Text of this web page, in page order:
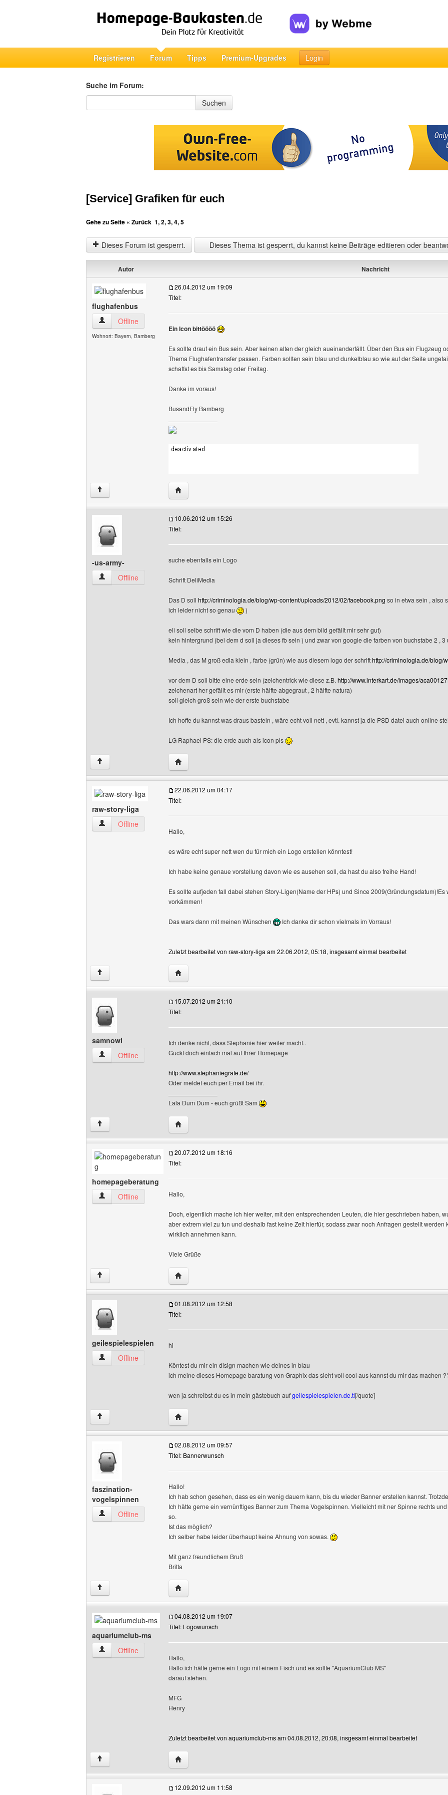
Registrieren Forum Tipps Premium-Upgrades Login
Suche im Forum:
Suche im Forum
Suchen
[Service] Grafiken für euch
Gehe zu Seite « Zurück 1,2,3,4,5
Dieses Forum ist gesperrt. Dieses Thema ist gesperrt, du kannst keine Beiträge editieren oder
Autor Nachricht
flughafenbus
flughafenbus Benutzer-Profile anzeigen
Offline
Wohnort: Bayern, Bamberg
26.04.2012 um 19:09
Titel:
Ein Icon bittöööö
Es sollte drauf ein Bus sein. Aber keinen alten der gleich aueinanderfällt. Über den Bus ein Flugzeug
Thema Flughafentransfer passen. Farben sollten sein blau und dunkelblau so wie auf der Seite
schaffst es bis Samstag oder Freitag.
Danke im voraus!
BusandFly Bamberg
↑ Website dieses Benutzers besuchen: flughafenbus
-us-army-
-us-army- Benutzer-Profile anzeigen
Offline
10.06.2012 um 15:26
Titel:
suche ebenfalls ein Logo
Schrift DeliMedia
Das D soll http://criminologia.de/blog/wp-content/uploads/2012/02/facebook.png so in etwa sein , also
ich leider nicht so genau
)
eli soll selbe schrift wie die vom D haben (die aus dem bild gefällt mir sehr gut)
kein hintergrund (bei dem d soll ja dieses fb sein ) und zwar von google die farben von buchstabe 2 , 3
Media , das M groß edia klein , farbe (grün) wie aus diesem logo der schrifthttp://criminologia.de/blog/
vor dem D soll bitte eine erde sein (zeichentrick wie diese z.B. http://www.interkart.de/images/
zeichenart her gefällt es mir (erste hälfte abgegraut , 2 hälfte natura)
soll gleich groß sein wie der erste buchstabe
Ich hoffe du kannst was draus basteln , wäre echt voll nett , evtl. kannst ja die PSD datei auch online
LG Raphael PS: die erde auch als icon pls
↑ Website dieses Benutzers besuchen: -us-army-
raw-story-liga
raw-story-liga Benutzer-Profile anzeigen
Offline
22.06.2012 um 04:17
Titel:
Hallo,
es wäre echt super nett wen du für mich ein Logo erstellen könntest!
Ich habe keine genaue vorstellung davon wie es ausehen soll, da hast du also freihe Hand!
Es sollte aufjeden fall dabei stehen Story-Ligen(Name der HPs) und Since
vorkämmen!
Das wars dann mit meinen Wünschen Ich danke dir schon vielmals im Vorraus!
Zuletzt bearbeitet von raw-story-liga am 22.06.2012, 05:18, insgesamt einmal bearbeitet
↑ Website dieses Benutzers besuchen: raw-story-liga
samnowi
samnowi Benutzer-Profile anzeigen
Offline
15.07.2012 um 21:10
Titel:
Ich denke nicht, dass Stephanie hier weiter macht..
Guckt doch einfach mal auf Ihrer Homepage
http://www.stephaniegrafe.de/
Oder meldet euch per Email bei ihr.
Lala Dum Dum - euch grüßt Sam
↑ Website dieses Benutzers besuchen: samnowi
homepageberatung
homepageberatung Benutzer-Profile anzeigen
Offline
20.07.2012 um 18:16
Titel:
Hallo,
Doch, eigentlich mache ich hier weiter, mit den entsprechenden Leuten, die hier geschrieben haben,
aber extrem viel zu tun und deshalb fast keine Zeit hierfür, sodass zwar noch Anfragen gestellt
wirklich annehmen kann.
Viele Grüße
↑ Website dieses Benutzers besuchen: homepageberatung
geilespielespielen
geilespielespielen Benutzer-Profile anzeigen
Offline
01.08.2012 um 12:58
Titel:
hi
Köntest du mir ein disign machen wie deines in blau
ich meine dieses Homepage baratung von Graphix das sieht voll cool aus kannst du mir das machen
wen ja schreibst du es in mein gästebuch aufgeilespielespielen.de.tl[/quote]
↑ Website dieses Benutzers besuchen: geilespielespielen
faszination-
vogelspinnen
faszination-vogelspinnen Benutzer-Profile anzeigen
Offline
02.08.2012 um 09:57
Titel: Bannerwunsch
Hallo!
Ich hab schon gesehen, dass es ein wenig dauern kann, bis du wieder Banner erstellen kannst.
Ich hätte gerne ein vernünftiges Banner zum Thema Vogelspinnen. Vielleicht mit ner Spinne rechts
so.
Ist das möglich?
Ich selber habe leider überhaupt keine Ahnung von sowas.
Mit ganz freundlichem Bruß
Britta
↑ Website dieses Benutzers besuchen: faszination-vogelspinnen
aquariumclub-ms
aquariumclub-ms Benutzer-Profile anzeigen
Offline
04.08.2012 um 19:07
Titel: Logowunsch
Hallo,
Hallo ich hätte gerne ein Logo mit einem Fisch und es sollte "AquariumClub MS"
darauf stehen.
MFG
Henry
Zuletzt bearbeitet von aquariumclub-ms am 04.08.2012, 20:08, insgesamt einmal bearbeitet
↑ Website dieses Benutzers besuchen: aquariumclub-ms
12.09.2012 um 11:58